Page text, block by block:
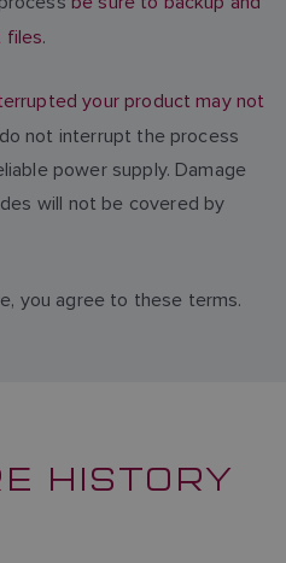
files.
your product may not
not interrupt the process
power supply. Damage
will not be covered by
you agree to these terms.
HISTORY